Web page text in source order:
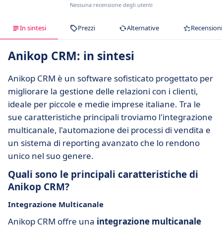
Nessuna recensione degli utenti
In sintesi Prezzi Alternative Recensioni
Anikop CRM: in sintesi
Anikop CRM è un software sofisticato progettato per
migliorare la gestione delle relazioni con i clienti,
ideale per piccole e medie imprese italiane. Tra le
sue caratteristiche principali troviamo l'integrazione
multicanale, l'automazione dei processi di vendita e
un sistema di reporting avanzato che lo rendono
unico nel suo genere.
Quali sono le principali caratteristiche di
Anikop CRM?
Integrazione Multicanale
Anikop CRM offre una integrazione multicanale